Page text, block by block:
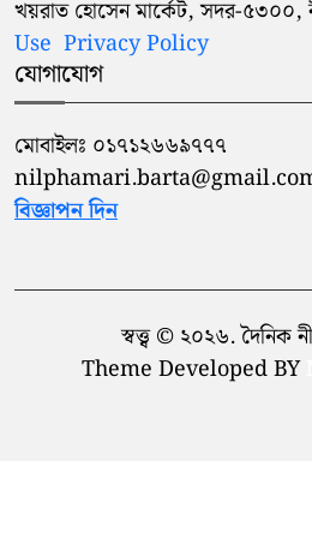
সৈয়দপুরে
৯
নিলেন
১০
খয়রাত হোসেন মার্কেট, সদর-৫৩০০,
Use Privacy Policy
যোগাযোগ
মোবাইলঃ
বিজ্ঞাপন দিন
স্বত্ত্ব © ২০২৬. দৈনিক
Theme Developed BY